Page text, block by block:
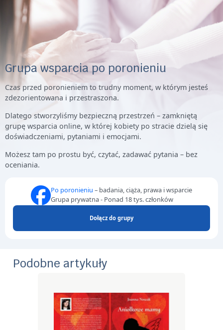
Grupa wsparcia po poronieniu
Czas przed poronieniem to trudny moment, w którym jesteś
zdezorientowana i przestraszona.
Dlatego stworzyliśmy bezpieczną przestrzeń – zamkniętą
grupę wsparcia online, w której kobiety po stracie dzielą się
doświadczeniami, pytaniami i emocjami.
Możesz tam po prostu być, czytać, zadawać pytania – bez
oceniania.
Po poronieniu – badania, ciąża, prawa i wsparcie
Grupa prywatna - Ponad 18 tys. członków
Dołącz do grupy
Podobne artykuły